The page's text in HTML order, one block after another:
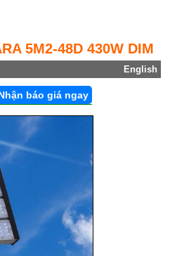
5M2-48D 430W DIM
English
báo giá ngay